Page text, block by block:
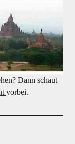
Dann schaut
vorbei.